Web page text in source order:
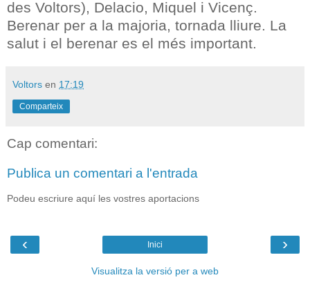
des Voltors), Delacio, Miquel i Vicenç.
Berenar per a la majoria, tornada lliure. La
salut i el berenar es el més important.
Voltors en 17:19
Comparteix
Cap comentari:
Publica un comentari a l'entrada
Podeu escriure aquí les vostres aportacions
‹ ›
Inici
Visualitza la versió per a web